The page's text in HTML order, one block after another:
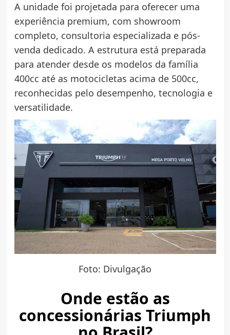
A unidade foi projetada para oferecer uma
experiência premium, com showroom
completo, consultoria especializada e pós-
venda dedicado. A estrutura está preparada
para atender desde os modelos da família
400cc até as motocicletas acima de 500cc,
reconhecidas pelo desempenho, tecnologia e
versatilidade.
Foto: Divulgação
Onde estão as
concessionárias Triumph